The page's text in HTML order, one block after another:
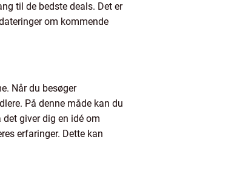
til de bedste deals. Det er
om kommende
Når du besøger
På denne måde kan du
giver dig en idé om
erfaringer. Dette kan